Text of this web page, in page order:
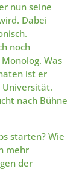
nun seine
Dabei
noch
Was
ist er
nach Bühne
starten? Wie
mehr
der